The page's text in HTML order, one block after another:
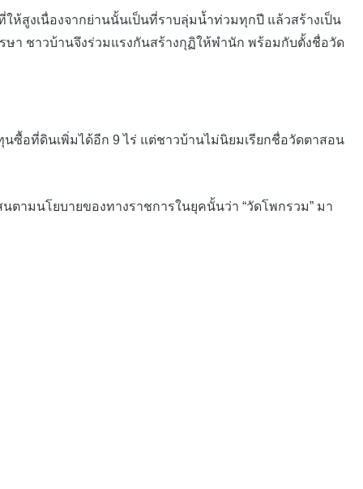
สูงเนื่องจากย่านนั้นเป็นที่ราบลุ่มน้ำท่วมทุกปี แล้วสร้างเป็น
า ชาวบ้านจึงร่วมแรงกันสร้างกุฏิให้พำนัก พร้อมกับตั้งชื่อวัด
ที่ดินเพิ่มได้อีก 9 ไร่ แต่ชาวบ้านไม่นิยมเรียกชื่อวัดตาสอน
มนโยบายของทางราชการในยุคนั้นว่า “วัดโพกรวม” มา